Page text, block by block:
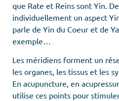
que Rate et Reins sont Yin.
individuellement un aspect
parle de Yin du Coeur et de
exemple…
Les méridiens forment un
les organes, les tissus et les
En acupuncture, en
utilise ces points pour